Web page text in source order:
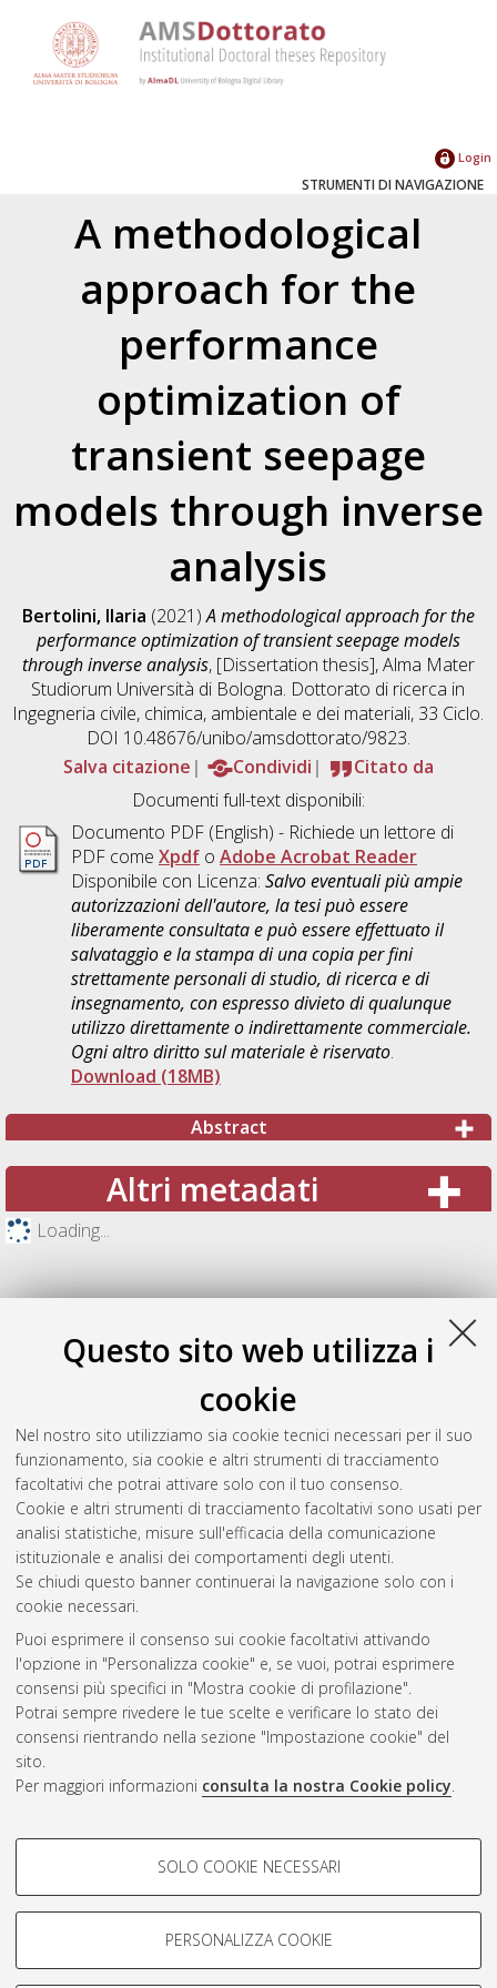
Questo sito web utilizza i
cookie
Nel nostro sito utilizziamo sia cookie tecnici necessari per il suo
funzionamento, sia cookie e altri strumenti di tracciamento
facoltativi che potrai attivare solo con il tuo consenso.
Cookie e altri strumenti di tracciamento facoltativi sono usati per
analisi statistiche, misure sull'efficacia della comunicazione
istituzionale e analisi dei comportamenti degli utenti.
Se chiudi questo banner continuerai la navigazione solo con i
cookie necessari.
Puoi esprimere il consenso sui cookie facoltativi attivando
l'opzione in "Personalizza cookie" e, se vuoi, potrai esprimere
consensi più specifici in "Mostra cookie di profilazione".
Potrai sempre rivedere le tue scelte e verificare lo stato dei
consensi rientrando nella sezione "Impostazione cookie" del
sito.
Per maggiori informazioni consulta la nostra Cookie policy.
COOKIE DI PROFILAZIONE -
Si tratta di cookie utilizzati per analizzare le caratteristiche della
navigazione degli utenti, creare profili in base al loro comportamento
SOLO COOKIE NECESSARI
PERSONALIZZA COOKIE
Login
STRUMENTI DI NAVIGAZIONE
A methodological
approach for the
performance
optimization of
transient seepage
models through inverse
analysis
Bertolini, Ilaria (2021)A methodological approach for the
performance optimization of transient seepage models
through inverse analysis, [Dissertation thesis], Alma Mater
Studiorum Università di Bologna. Dottorato di ricerca in
Ingegneria civile, chimica, ambientale e dei materiali, 33 Ciclo.
DOI 10.48676/unibo/amsdottorato/9823.
Salva citazione
Condividi
Citato da
Documenti full-text disponibili:
Documento PDF(English) - Richiede un lettore di
PDF come Xpdfo Adobe Acrobat Reader
Disponibile con Licenza: Salvo eventuali più ampie
autorizzazioni dell'autore, la tesi può essere
liberamente consultata e può essere effettuato il
salvataggio e la stampa di una copia per fini
strettamente personali di studio, di ricerca e di
insegnamento, con espresso divieto di qualunque
utilizzo direttamente o indirettamente commerciale.
Ogni altro diritto sul materiale è riservato.
Download (18MB)
Abstract
Altri metadati
Loading...
Gestione del documento:
Atom
Rss 1.0
Rss 2.0
ISSN: 2038-7946
Impostazioni Cookie
Informativa sulla privacy
Condizioni d’uso del sito